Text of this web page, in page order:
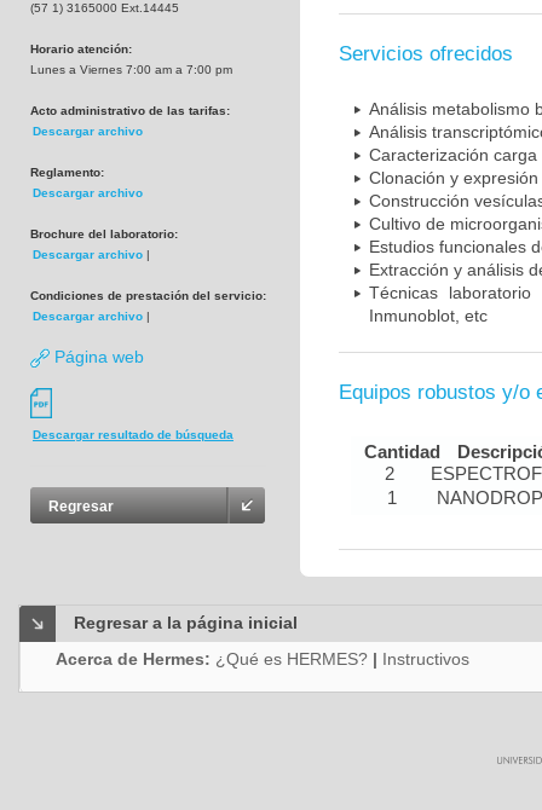
(57 1) 3165000 Ext.14445
Horario atención:
Lunes a Viernes 7:00 am a 7:00 pm
Acto administrativo de las tarifas:
Descargar archivo
Reglamento:
Descargar archivo
Brochure del laboratorio:
Descargar archivo |
Condiciones de prestación del servicio:
Descargar archivo |
Página web
Descargar resultado de búsqueda
Regresar
Servicios ofrecidos
Análisis metabolismo
Análisis
Caracterización
Clonación y
Construcción
Cultivo de
Estudios funcionales
Extracción y análisis
Técnicas laboratorio
Inmunoblot, etc
Equipos robustos y/o
Cantidad
2
1
NANODROP
Regresar a la página inicial
Acerca de Hermes: ¿Qué es HERMES? | Instructivos